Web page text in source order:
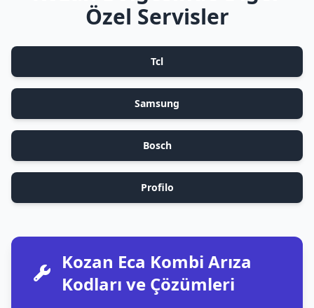
Özel Servisler
Tcl
Samsung
Bosch
Profilo
Kozan Eca Kombi Arıza
Kodları ve Çözümleri